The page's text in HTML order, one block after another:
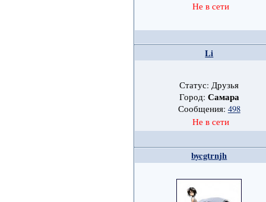
Не в сети
Li
Статус: Друзья
Город: Самара
Сообщения: 498
Не в сети
bycgtrnjh